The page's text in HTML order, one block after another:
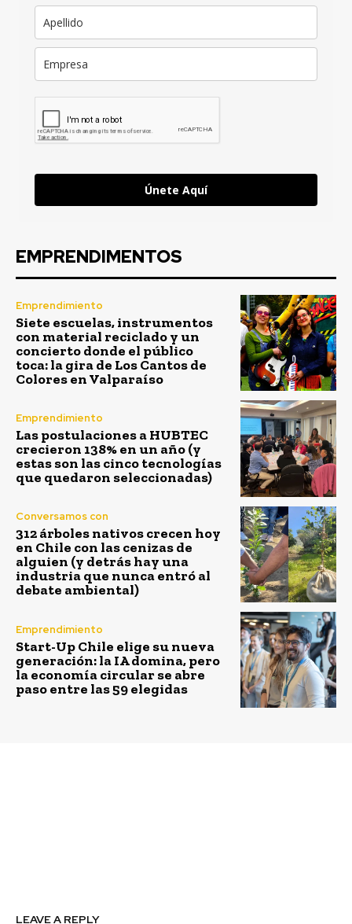
Únete Aquí
EMPRENDIMENTOS
Emprendimiento
Siete escuelas, instrumentos
con material reciclado y un
concierto donde el público
toca: la gira de Los Cantos de
Colores en Valparaíso
Emprendimiento
Las postulaciones a HUBTEC
crecieron 138% en un año (y
estas son las cinco tecnologías
que quedaron seleccionadas)
Conversamos con
312 árboles nativos crecen hoy
en Chile con las cenizas de
alguien (y detrás hay una
industria que nunca entró al
debate ambiental)
Emprendimiento
Start-Up Chile elige su nueva
generación: la IA domina, pero
la economía circular se abre
paso entre las 59 elegidas
LEAVE A REPLY